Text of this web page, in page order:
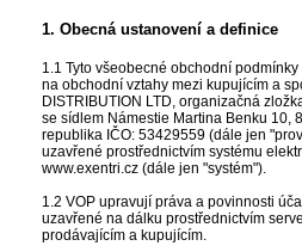
1. Obecná ustanovení a definice
1.1 Tyto všeobecné obchodní
na obchodní vztahy mezi kupujícím a
DISTRIBUTION LTD, organizačná
se sídlem Námestie Martina Benku 10,
republika IČO: 53429559 (dále jen
uzavřené prostřednictvím systému
www.exentri.cz (dále jen "systém").
1.2 VOP upravují práva a povinnosti
uzavřené na dálku prostřednictvím
prodávajícím a kupujícím.